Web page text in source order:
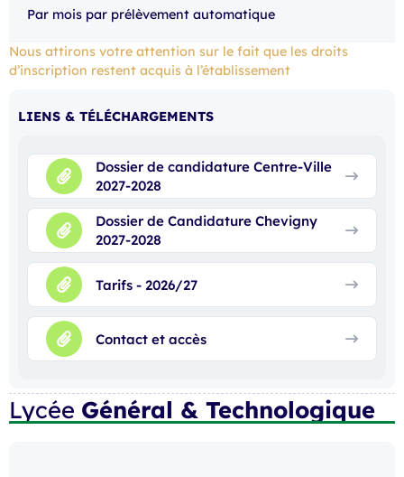
Par mois par prélèvement automatique
Nous attirons votre attention sur le fait que les droits
d’inscription restent acquis à l’établissement
LIENS & TÉLÉCHARGEMENTS
Dossier de candidature Centre-Ville
2027-2028
Dossier de Candidature Chevigny
2027-2028
Tarifs - 2026/27
Contact et accès
Lycée Général & Technologique